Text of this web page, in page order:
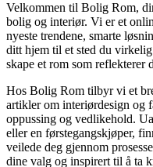
Velkommen til Bolig Rom,
bolig og interiør. Vi er et
nyeste trendene, smarte
ditt hjem til et sted du
skape et rom som reflekterer
Hos Bolig Rom tilbyr vi et
artikler om interiørdesign og
oppussing og vedlikehold.
eller en førstegangskjøper,
veilede deg gjennom
dine valg og inspirert til å ta